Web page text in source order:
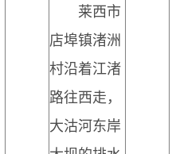
莱西市
店埠镇渚洲
村沿着江渚
路往西走，
大沽河东岸